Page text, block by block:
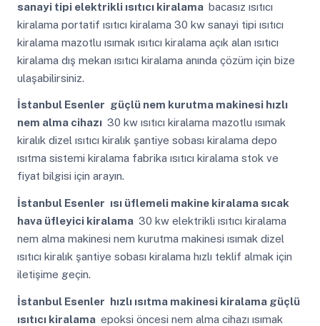
sanayi tipi elektrikli ısıtıcı kiralama bacasız ısıtıcı
kiralama portatif ısıtıcı kiralama 30 kw sanayi tipi ısıtıcı
kiralama mazotlu ısımak ısıtıcı kiralama açık alan ısıtıcı
kiralama dış mekan ısıtıcı kiralama anında çözüm için bize
ulaşabilirsiniz.
İstanbul Esenler güçlü nem kurutma makinesi hızlı
nem alma cihazı 30 kw ısıtıcı kiralama mazotlu ısımak
kiralık dizel ısıtıcı kiralık şantiye sobası kiralama depo
ısıtma sistemi kiralama fabrika ısıtıcı kiralama stok ve
fiyat bilgisi için arayın.
İstanbul Esenler ısı üflemeli makine kiralama sıcak
hava üfleyici kiralama 30 kw elektrikli ısıtıcı kiralama
nem alma makinesi nem kurutma makinesi ısımak dizel
ısıtıcı kiralık şantiye sobası kiralama hızlı teklif almak için
iletişime geçin.
İstanbul Esenler hızlı ısıtma makinesi kiralama güçlü
ısıtıcı kiralama epoksi öncesi nem alma cihazı ısımak